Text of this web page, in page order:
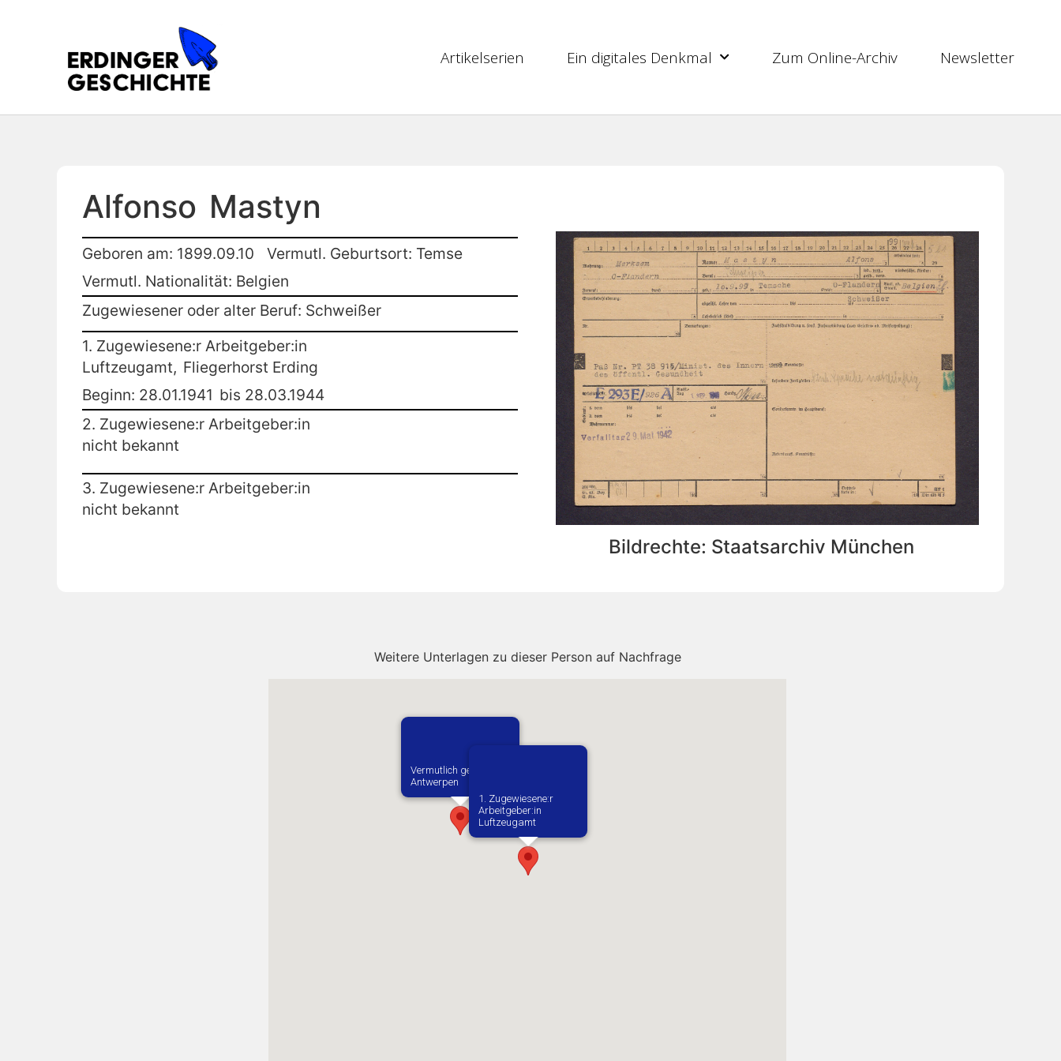
Artikelserien Ein digitales Denkmal Zum Online-Archiv Newsletter
Alfonso Mastyn
Geboren am: 1899.09.10
Vermutl. Geburtsort: Temse
Vermutl. Nationalität: Belgien
Zugewiesener oder alter Beruf: Schweißer
1. Zugewiesene:r Arbeitgeber:in
Luftzeugamt, Fliegerhorst Erding
Beginn: 28.01.1941 bis 28.03.1944
2. Zugewiesene:r Arbeitgeber:in
nicht bekannt
3. Zugewiesene:r Arbeitgeber:in
nicht bekannt
Bildrechte: Staatsarchiv München
Weitere Unterlagen zu dieser Person auf Nachfrage
Vermutlich geboren in
Antwerpen
1. Zugewiesene:r
Arbeitgeber:in​
Luftzeugamt